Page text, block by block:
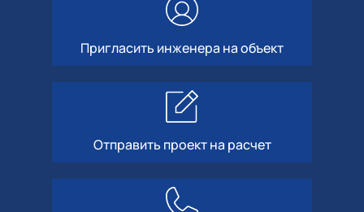
Пригласить инженера на объект
Отправить проект на расчет